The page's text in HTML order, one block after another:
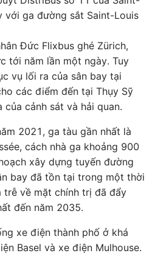
với ga đường sắt Saint-Louis
Đức Flixbus ghé Zürich,
tới năm lần một ngày. Tuy
vụ lối ra của sân bay tại
các điểm đến tại Thụy Sỹ
cảnh sát và hải quan.
2021, ga tàu gần nhất là
cách nhà ga khoảng 900
xây dựng tuyến đường
bay đã tồn tại trong một thời
trễ về mặt chính trị đã đẩy
đến năm 2035.
xe điện thành phố ở khá
Basel và xe điện Mulhouse.